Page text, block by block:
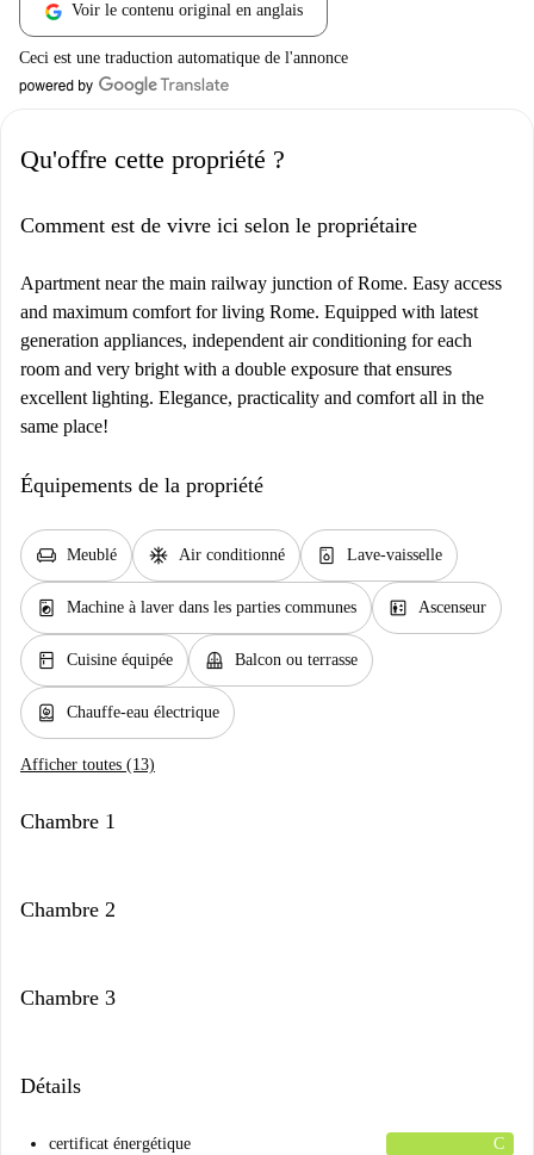
Voir le contenu original en anglais
Ceci est une traduction automatique de l'annonce
Qu'offre cette propriété ?
Comment est de vivre ici selon le propriétaire
Apartment near the main railway junction of Rome. Easy access
and maximum comfort for living Rome. Equipped with latest
generation appliances, independent air conditioning for each
room and very bright with a double exposure that ensures
excellent lighting. Elegance, practicality and comfort all in the
same place!
Équipements de la propriété
chair Meublé ac_unit Air conditionné dishwasher_gen Lave-vaisselle
local_laundry_service Machine à laver dans les parties communes elevator Ascenseur
kitchen Cuisine équipée balcony Balcon ou terrasse
water_heater Chauffe-eau électrique
Afficher toutes (13)
Chambre 1
Chambre 2
Chambre 3
Détails
certificat énergétique
C